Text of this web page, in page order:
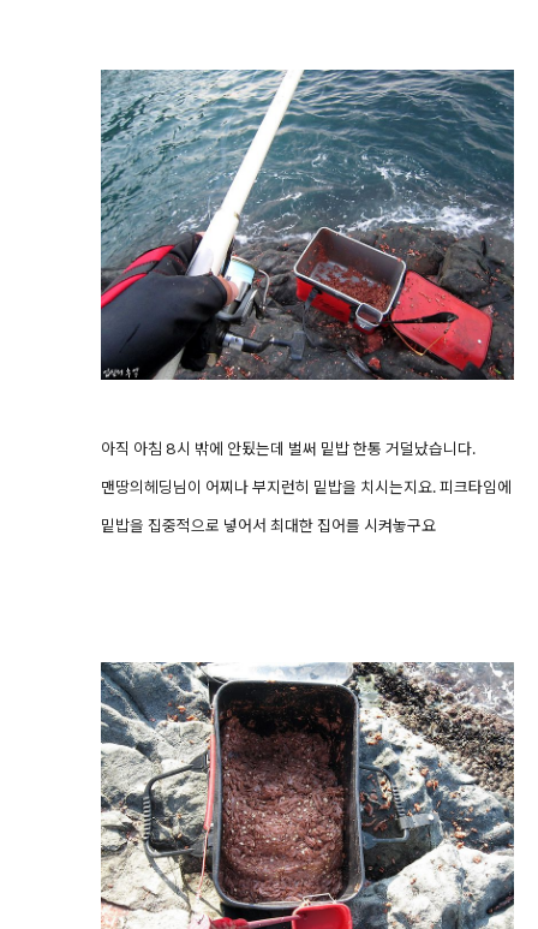
아직 아침 8시 밖에 안됬는데 벌써 밑밥 한통 거덜났습니다.
맨땅의헤딩님이 어찌나 부지런히 밑밥을 치시는지요. 피크타임에
밑밥을 집중적으로 넣어서 최대한 집어를 시켜놓구요